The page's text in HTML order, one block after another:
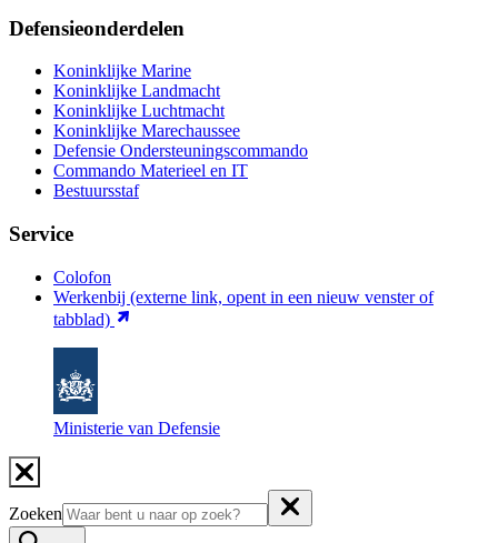
Defensieonderdelen
Koninklijke Marine
Koninklijke Landmacht
Koninklijke Luchtmacht
Koninklijke Marechaussee
Defensie Ondersteuningscommando
Commando Materieel en IT
Bestuursstaf
Service
Colofon
Werkenbij (externe link, opent in een nieuw venster of
tabblad)
Ministerie van Defensie
Zoeken